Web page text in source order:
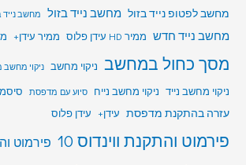
מחשב לפטופ נייד בזול מחשב נייד בזול מחשב
מחשב נייד חדש ממיר HD עידן פלוס ממיר עידן+
מסך כחול במחשב ניקוי מחשב ניקוי
ניקוי מחשב נייד ניקוי מחשב נייח סיוע עם מדפסת
עזרה בהתקנת מדפסת עידן+ עידן פלוס
פירמוט והתקנת ווינדוס 10 פירמוט